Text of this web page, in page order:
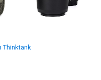
Thinktank